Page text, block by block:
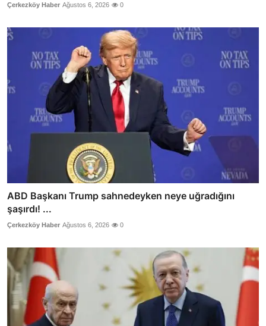
Çerkezköy Haber Ağustos 6, 2026 0
ABD Başkanı Trump sahnedeyken neye uğradığını
şaşırdı! ...
Çerkezköy Haber Ağustos 6, 2026 0